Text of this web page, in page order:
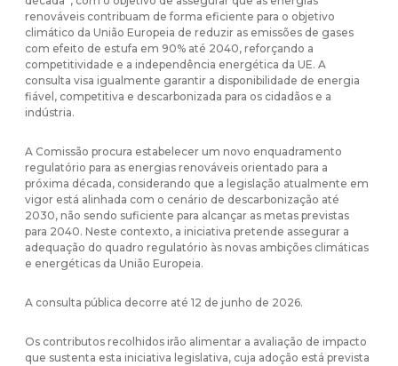
renováveis contribuam de forma eficiente para o objetivo
climático da União Europeia de reduzir as emissões de gases
com efeito de estufa em 90% até 2040, reforçando a
competitividade e a independência energética da UE. A
consulta visa igualmente garantir a disponibilidade de energia
fiável, competitiva e descarbonizada para os cidadãos e a
indústria.
A Comissão procura estabelecer um novo enquadramento
regulatório para as energias renováveis orientado para a
próxima década, considerando que a legislação atualmente em
vigor está alinhada com o cenário de descarbonização até
2030, não sendo suficiente para alcançar as metas previstas
para 2040. Neste contexto, a iniciativa pretende assegurar a
adequação do quadro regulatório às novas ambições climáticas
e energéticas da União Europeia.
A consulta pública decorre até 12 de junho de 2026.
Os contributos recolhidos irão alimentar a avaliação de impacto
que sustenta esta iniciativa legislativa, cuja adoção está prevista